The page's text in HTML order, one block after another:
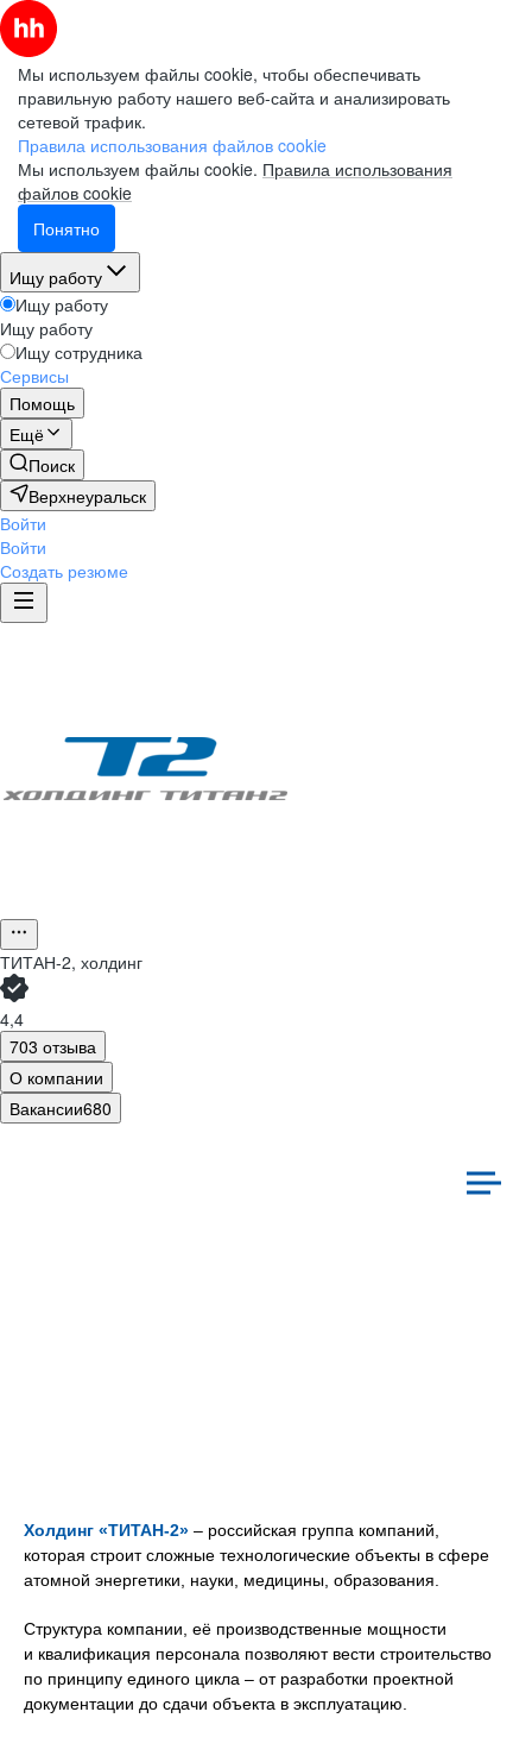
Мы используем файлы cookie, чтобы обеспечивать
правильную работу нашего веб-сайта и анализировать
сетевой трафик.
Правила использования файлов cookie
Мы используем файлы cookie. Правила использования
файлов cookie
Понятно
Ищу работу
Ищу работу
Ищу работу
Ищу сотрудника
Сервисы
Помощь
Ещё
Поиск
Верхнеуральск
Войти
Войти
Создать резюме
ТИТАН-2, холдинг
4,4
703 отзыва
О компании
Вакансии680
Холдинг «ТИТАН‑2» – российская группа компаний,
которая строит сложные технологические объекты в сфере
атомной энергетики, науки, медицины, образования.
Структура компании, её производственные мощности
и квалификация персонала позволяют вести строительство
по принципу единого цикла – от разработки проектной
документации до сдачи объекта в эксплуатацию.